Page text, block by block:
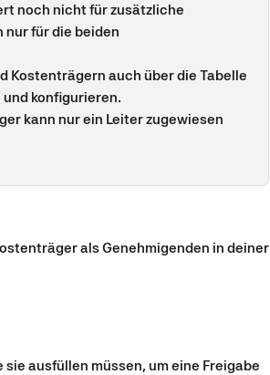
noch nicht für zusätzliche
für die beiden
Kostenträgern auch über die Tabelle
konfigurieren.
kann nur ein Leiter zugewiesen
als Genehmigenden in deiner
ausfüllen müssen, um eine Freigabe